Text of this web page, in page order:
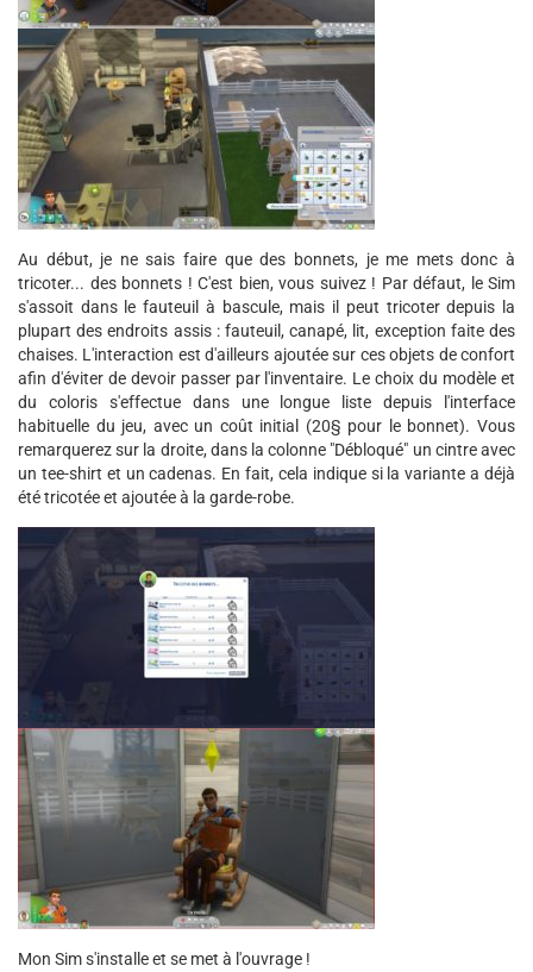
Au début, je ne sais faire que des bonnets, je me mets donc à
tricoter... des bonnets ! C'est bien, vous suivez ! Par défaut, le Sim
s'assoit dans le fauteuil à bascule, mais il peut tricoter depuis la
plupart des endroits assis : fauteuil, canapé, lit, exception faite des
chaises. L'interaction est d'ailleurs ajoutée sur ces objets de confort
afin d'éviter de devoir passer par l'inventaire. Le choix du modèle et
du coloris s'effectue dans une longue liste depuis l'interface
habituelle du jeu, avec un coût initial (20§ pour le bonnet). Vous
remarquerez sur la droite, dans la colonne "Débloqué" un cintre avec
un tee-shirt et un cadenas. En fait, cela indique si la variante a déjà
été tricotée et ajoutée à la garde-robe.
Mon Sim s'installe et se met à l'ouvrage !